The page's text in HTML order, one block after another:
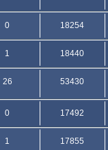
0 18254
1 18440
26 53430
0 17492
1 17855